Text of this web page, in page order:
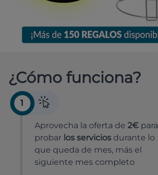
¿Cómo funciona?
1
Aprovecha la oferta de 2€ para
probar los servicios durante lo
que queda de mes, más el
siguiente mes completo